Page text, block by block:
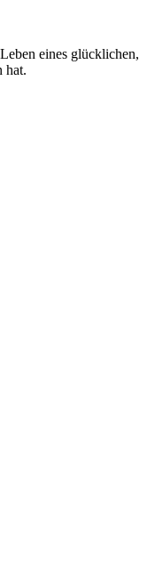
eines glücklichen,
hat.